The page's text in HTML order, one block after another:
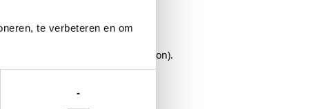
te verbeteren en om
-
for more information).